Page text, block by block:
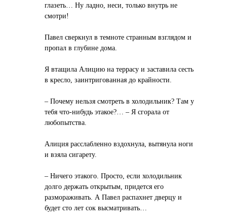
глазеть… Ну ладно, неси, только внутрь не
смотри!
Павел сверкнул в темноте странным взглядом и
пропал в глубине дома.
Я втащила Алицию на террасу и заставила сесть
в кресло, заинтригованная до крайности.
– Почему нельзя смотреть в холодильник? Там у
тебя что-нибудь этакое?… – Я сгорала от
любопытства.
Алиция расслабленно вздохнула, вытянула ноги
и взяла сигарету.
– Ничего этакого. Просто, если холодильник
долго держать открытым, придется его
размораживать. А Павел распахнет дверцу и
будет сто лет сок высматривать…